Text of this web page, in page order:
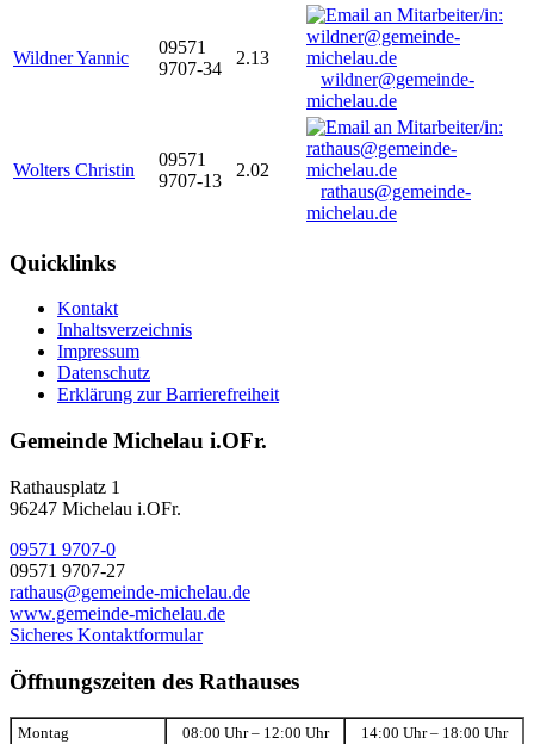
Wildner Yannic
09571
9707-34
2.13
wildner@gemeinde-
michelau.de
Wolters Christin
09571
9707-13
2.02
rathaus@gemeinde-
michelau.de
Quicklinks
Kontakt
Inhaltsverzeichnis
Impressum
Datenschutz
Erklärung zur Barrierefreiheit
Gemeinde Michelau i.OFr.
Rathausplatz 1
96247 Michelau i.OFr.
09571 9707-0
09571 9707-27
rathaus@gemeinde-michelau.de
www.gemeinde-michelau.de
Sicheres Kontaktformular
Öffnungszeiten des Rathauses
Montag 08:00 Uhr – 12:00 Uhr 14:00 Uhr – 18:00 Uhr